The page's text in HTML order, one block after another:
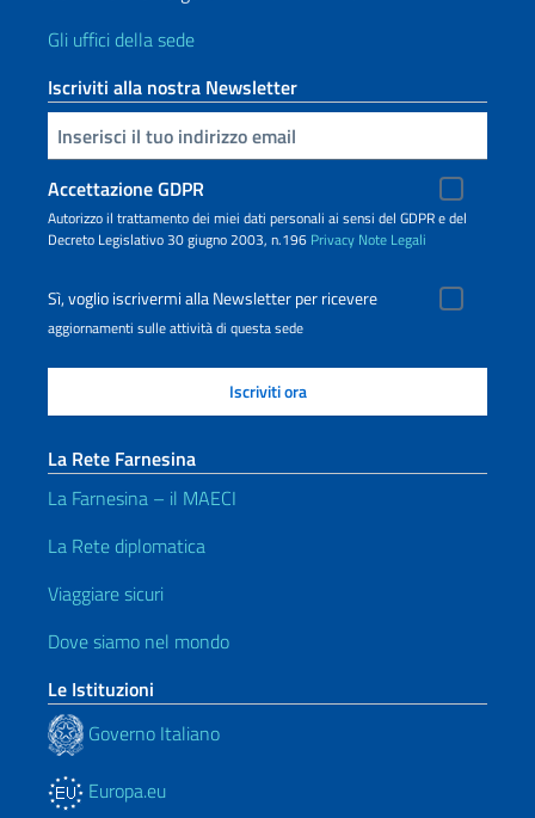
Gli uffici della sede
Iscriviti alla nostra Newsletter
Inserisci la tua email
Accettazione GDPR
Autorizzo il trattamento dei miei dati personali ai sensi del GDPR e del
Decreto Legislativo 30 giugno 2003, n.196 Privacy Note Legali
Sì, voglio iscrivermi alla Newsletter per ricevere
aggiornamenti sulle attività di questa sede
La Rete Farnesina
La Farnesina – il MAECI
La Rete diplomatica
Viaggiare sicuri
Dove siamo nel mondo
Le Istituzioni
Governo Italiano
Europa.eu